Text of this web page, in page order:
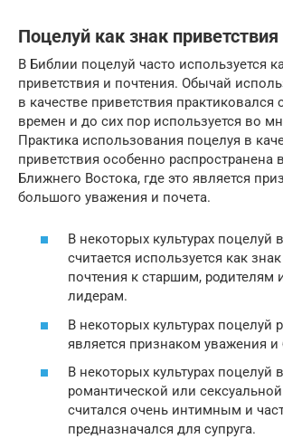
Поцелуй как знак приветствия
В Библии поцелуй часто используется
приветствия и почтения. Обычай
в качестве приветствия практиковался
времен и до сих пор используется во
Практика использования поцелуя в
приветствия особенно распространена
Ближнего Востока, где это является
большого уважения и почета.
В некоторых культурах поцелуй
считается используется как
почтения к старшим, родителям
лидерам.
В некоторых культурах
является признаком уважения и
В некоторых культурах поцелуй
романтической или
считался очень интимным и
предназначался для супруга.